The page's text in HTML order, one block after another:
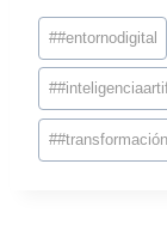
##entornodigital
#
#